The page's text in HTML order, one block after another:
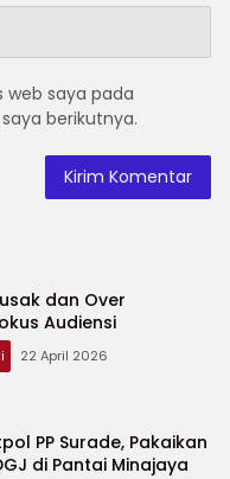
web saya pada
berikutnya.
dan Over
Audiensi
22 April 2026
PP Surade, Pakaikan
di Pantai Minajaya